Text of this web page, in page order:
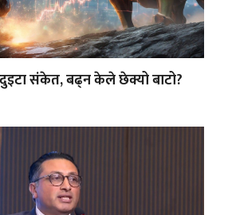
संकेत, बढ्न केले छेक्यो बाटो?